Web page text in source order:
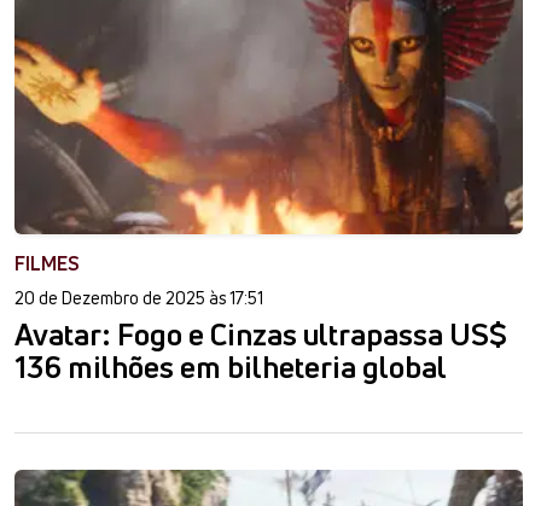
FILMES
20 de Dezembro de 2025 às 17:51
Avatar: Fogo e Cinzas ultrapassa US$
136 milhões em bilheteria global